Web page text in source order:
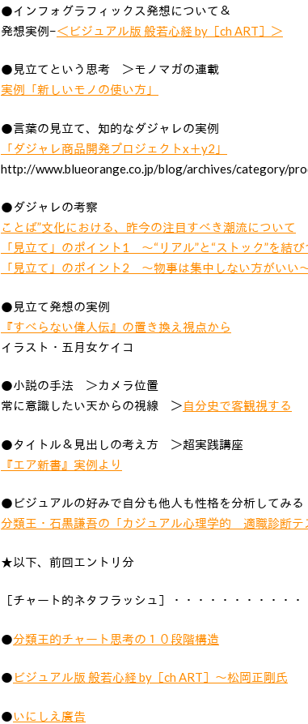
●インフォグラフィックス発想について＆
発想実例−＜ビジュアル版 般若心経 by［ch ART］＞
●見立てという思考 ＞モノマガの連載
実例「新しいモノの使い方」
●言葉の見立て、知的なダジャレの実例
「ダジャレ商品開発プロジェクトx＋y2」
http://www.blueorange.co.jp/blog/archives/category/
●ダジャレの考察
ことば”文化における、昨今の注目すべき潮流について
「見立て」のポイント1 〜“リアル”と“ストック”を結
「見立て」のポイント2 〜物事は集中しない方がいい
●見立て発想の実例
『すべらない偉人伝』の置き換え視点から
イラスト・五月女ケイコ
●小説の手法 ＞カメラ位置
常に意識したい天からの視線 ＞自分史で客観視する
●タイトル＆見出しの考え方 ＞超実践講座
『エア新書』実例より
●ビジュアルの好みで自分も他人も性格を分析してみる
分類王・石黒謙吾の「カジュアル心理学的 適職診断テ
★以下、前回エントリ分
［チャート的ネタフラッシュ］・・・・・・・・・・・
●分類王的チャート思考の１０段階構造
● ビジュアル版 般若心経 by［ch ART］〜松岡正剛氏
●いにしえ廣告